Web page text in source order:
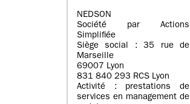
NEDSON
Société par Actions
Simplifiée
Siège social : 35 rue de
Marseille
69007 Lyon
831 840 293 RCS Lyon
Activité : prestations de
services en management de